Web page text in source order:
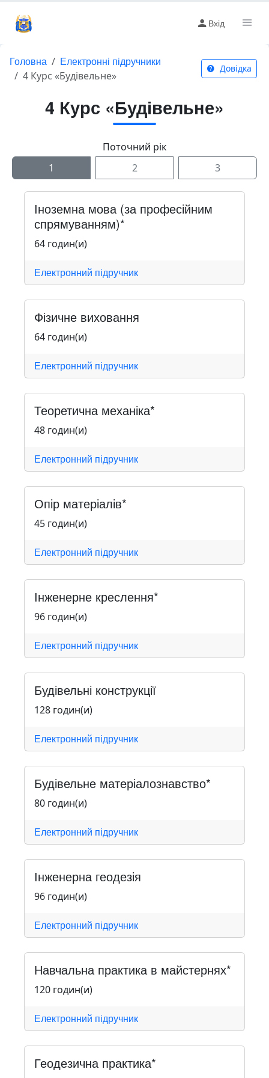
Вхід
Головна Електронні підручники
4 Курс «Будівельне»
Довідка
4 Курс «Будівельне»
Поточний рік
1
2 3
Іноземна мова (за професійним
спрямуванням)*
64 годин(и)
Електронний підручник
Фізичне виховання
64 годин(и)
Електронний підручник
Теоретична механіка*
48 годин(и)
Електронний підручник
Опір матеріалів*
45 годин(и)
Електронний підручник
Інженерне креслення*
96 годин(и)
Електронний підручник
Будівельні конструкції
128 годин(и)
Електронний підручник
Будівельне матеріалознавство*
80 годин(и)
Електронний підручник
Інженерна геодезія
96 годин(и)
Електронний підручник
Навчальна практика в майстернях*
120 годин(и)
Електронний підручник
Геодезична практика*